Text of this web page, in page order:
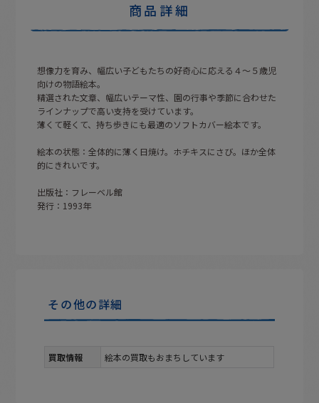
商品詳細
想像力を育み、幅広い子どもたちの好奇心に応える４〜５歳児
向けの物語絵本。
精選された文章、幅広いテーマ性、園の行事や季節に合わせた
ラインナップで高い支持を受けています。
薄くて軽くて、持ち歩きにも最適のソフトカバー絵本です。
絵本の状態：全体的に薄く日焼け。ホチキスにさび。ほか全体
的にきれいです。
出版社：フレーベル館
発行：1993年
その他の詳細
買取情報 絵本の買取もおまちしています